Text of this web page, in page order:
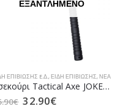
ΕΞΑΝΤΛΗΜΈΝΟ
ΕΠΙΒΊΩΣΗΣ E.Δ.,ΕΊΔΗ ΕΠΙΒΊΩΣΗΣ,ΝΈΑ
Τσεκούρι Tactical Axe JOKER JKR0638 42cm
€ 32.90€